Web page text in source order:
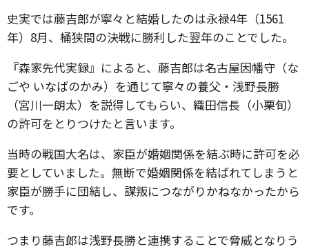
史実では藤吉郎が寧々と結婚したのは永禄4年（1561
年）8月、桶狭間の決戦に勝利した翌年のことでした。
『森家先代実録』によると、藤吉郎は名古屋因幡守（な
ごや いなばのかみ）を通じて寧々の養父・浅野長勝
（宮川一朗太）を説得してもらい、織田信長（小栗旬）
の許可をとりつけたと言います。
当時の戦国大名は、家臣が婚姻関係を結ぶ時に許可を必
要としていました。無断で婚姻関係を結ばれてしまうと
家臣が勝手に団結し、謀叛につながりかねなかったから
です。
つまり藤吉郎は浅野長勝と連携することで脅威となりう